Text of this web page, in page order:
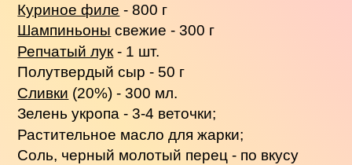
Куриное филе - 800 г
Шампиньоны свежие - 300 г
Репчатый лук - 1 шт.
Полутвердый сыр - 50 г
Сливки (20%) - 300 мл.
Зелень укропа - 3-4 веточки;
Растительное масло для жарки;
Соль, черный молотый перец - по вкусу